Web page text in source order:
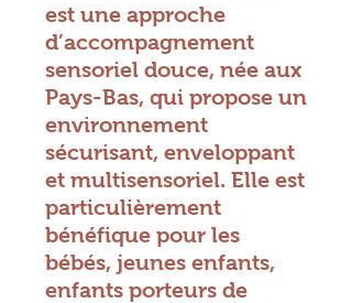
est une approche
d’accompagnement
sensoriel douce, née aux
Pays-Bas, qui propose un
environnement
sécurisant, enveloppant
et multisensoriel. Elle est
particulièrement
bénéfique pour les
bébés, jeunes enfants,
enfants porteurs de